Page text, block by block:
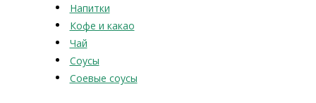
Напитки
Кофе и какао
Чай
Соусы
Соевые соусы